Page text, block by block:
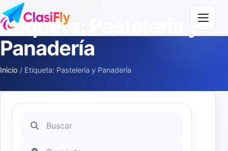
Saltar al contenido
Etiqueta: Pastelería y
Panadería
Inicio / Etiqueta: Pastelería y Panadería